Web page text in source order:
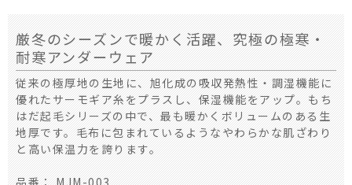
厳冬のシーズンで暖かく活躍、究極の極寒・
耐寒アンダーウェア
従来の極厚地の生地に、旭化成の吸収発熱性・調湿機能に
優れたサーモギア糸をプラスし、保湿機能をアップ。もち
はだ起毛シリーズの中で、最も暖かくボリュームのある生
地厚です。毛布に包まれているようなやわらかな肌ざわり
と高い保温力を誇ります。